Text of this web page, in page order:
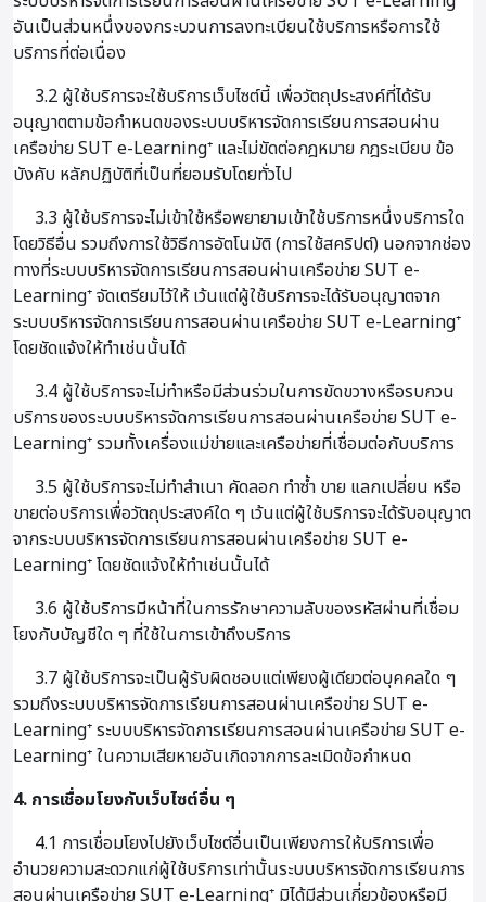
อันเป็นส่วนหนึ่งของกระบวนการลงทะเบียนใช้บริการหรือการใช้
บริการที่ต่อเนื่อง
3.2 ผู้ใช้บริการจะใช้บริการเว็บไซต์นี้ เพื่อวัตถุประสงค์ที่ได้รับ
อนุญาตตามข้อกำหนดของระบบบริหารจัดการเรียนการสอนผ่าน
เครือข่าย SUT e-Learning⁺ และไม่ขัดต่อกฎหมาย กฎระเบียบ ข้อ
บังคับ หลักปฏิบัติที่เป็นที่ยอมรับโดยทั่วไป
3.3 ผู้ใช้บริการจะไม่เข้าใช้หรือพยายามเข้าใช้บริการหนึ่งบริการใด
โดยวิธีอื่น รวมถึงการใช้วิธีการอัตโนมัติ (การใช้สคริปต์) นอกจากช่อง
ทางที่ระบบบริหารจัดการเรียนการสอนผ่านเครือข่าย SUT e-
Learning⁺ จัดเตรียมไว้ให้ เว้นแต่ผู้ใช้บริการจะได้รับอนุญาตจาก
ระบบบริหารจัดการเรียนการสอนผ่านเครือข่าย SUT e-Learning⁺
โดยชัดแจ้งให้ทำเช่นนั้นได้
3.4 ผู้ใช้บริการจะไม่ทำหรือมีส่วนร่วมในการขัดขวางหรือรบกวน
บริการของระบบบริหารจัดการเรียนการสอนผ่านเครือข่าย SUT e-
Learning⁺ รวมทั้งเครื่องแม่ข่ายและเครือข่ายที่เชื่อมต่อกับบริการ
3.5 ผู้ใช้บริการจะไม่ทำสำเนา คัดลอก ทำซ้ำ ขาย แลกเปลี่ยน หรือ
ขายต่อบริการเพื่อวัตถุประสงค์ใด ๆ เว้นแต่ผู้ใช้บริการจะได้รับอนุญาต
จากระบบบริหารจัดการเรียนการสอนผ่านเครือข่าย SUT e-
Learning⁺ โดยชัดแจ้งให้ทำเช่นนั้นได้
3.6 ผู้ใช้บริการมีหน้าที่ในการรักษาความลับของรหัสผ่านที่เชื่อม
โยงกับบัญชีใด ๆ ที่ใช้ในการเข้าถึงบริการ
3.7 ผู้ใช้บริการจะเป็นผู้รับผิดชอบแต่เพียงผู้เดียวต่อบุคคลใด ๆ
รวมถึงระบบบริหารจัดการเรียนการสอนผ่านเครือข่าย SUT e-
Learning⁺ ระบบบริหารจัดการเรียนการสอนผ่านเครือข่าย SUT e-
Learning⁺ ในความเสียหายอันเกิดจากการละเมิดข้อกำหนด
4. การเชื่อมโยงกับเว็บไซต์อื่น ๆ
4.1 การเชื่อมโยงไปยังเว็บไซต์อื่นเป็นเพียงการให้บริการเพื่อ
อำนวยความสะดวกแก่ผู้ใช้บริการเท่านั้นระบบบริหารจัดการเรียนการ
สอนผ่านเครือข่าย SUT e-Learning⁺ มิได้มีส่วนเกี่ยวข้องหรือมี